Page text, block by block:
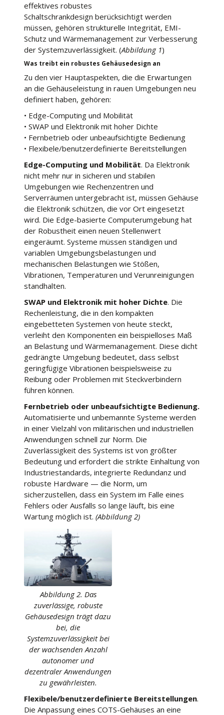
effektives robustes
Schaltschrankdesign berücksichtigt werden
müssen, gehören strukturelle Integrität, EMI-
Schutz und Wärmemanagement zur Verbesserung
der Systemzuverlässigkeit. (Abbildung 1)
Was treibt ein robustes Gehäusedesign an
Zu den vier Hauptaspekten, die die Erwartungen
an die Gehäuseleistung in rauen Umgebungen neu
definiert haben, gehören:
• Edge-Computing und Mobilität
• SWAP und Elektronik mit hoher Dichte
• Fernbetrieb oder unbeaufsichtigte Bedienung
• Flexibele/benutzerdefinierte Bereitstellungen
Edge-Computing und Mobilität. Da Elektronik
nicht mehr nur in sicheren und stabilen
Umgebungen wie Rechenzentren und
Serverräumen untergebracht ist, müssen Gehäuse
die Elektronik schützen, die vor Ort eingesetzt
wird. Die Edge-basierte Computerumgebung hat
der Robustheit einen neuen Stellenwert
eingeräumt. Systeme müssen ständigen und
variablen Umgebungsbelastungen und
mechanischen Belastungen wie Stößen,
Vibrationen, Temperaturen und Verunreinigungen
standhalten.
SWAP und Elektronik mit hoher Dichte. Die
Rechenleistung, die in den kompakten
eingebetteten Systemen von heute steckt,
verleiht den Komponenten ein beispielloses Maß
an Belastung und Wärmemanagement. Diese dicht
gedrängte Umgebung bedeutet, dass selbst
geringfügige Vibrationen beispielsweise zu
Reibung oder Problemen mit Steckverbindern
führen können.
Fernbetrieb oder unbeaufsichtigte Bedienung.
Automatisierte und unbemannte Systeme werden
in einer Vielzahl von militärischen und industriellen
Anwendungen schnell zur Norm. Die
Zuverlässigkeit des Systems ist von größter
Bedeutung und erfordert die strikte Einhaltung von
Industriestandards, integrierte Redundanz und
robuste Hardware — die Norm, um
sicherzustellen, dass ein System im Falle eines
Fehlers oder Ausfalls so lange läuft, bis eine
Wartung möglich ist. (Abbildung 2)
Abbildung 2. Das
zuverlässige, robuste
Gehäusedesign trägt dazu
bei, die
Systemzuverlässigkeit bei
der wachsenden Anzahl
autonomer und
dezentraler Anwendungen
zu gewährleisten.
Flexibele/benutzerdefinierte Bereitstellungen.
Die Anpassung eines COTS-Gehäuses an eine